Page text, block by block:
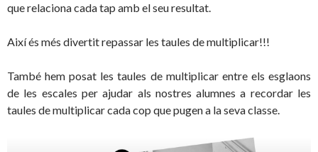
que relaciona cada tap amb el seu resultat.
Així és més divertit repassar les taules de multiplicar!!!
També hem posat les taules de multiplicar entre els esglaons
de les escales per ajudar als nostres alumnes a recordar les
taules de multiplicar cada cop que pugen a la seva classe.